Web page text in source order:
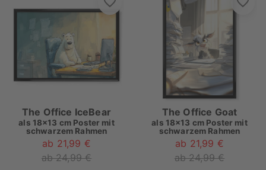
The Office IceBear
als 18x13 cm Poster mit
schwarzem Rahmen
ab 21,99 €
ab 24,99 €
The Office Goat
als 18x13 cm Poster mit
schwarzem Rahmen
ab 21,99 €
ab 24,99 €